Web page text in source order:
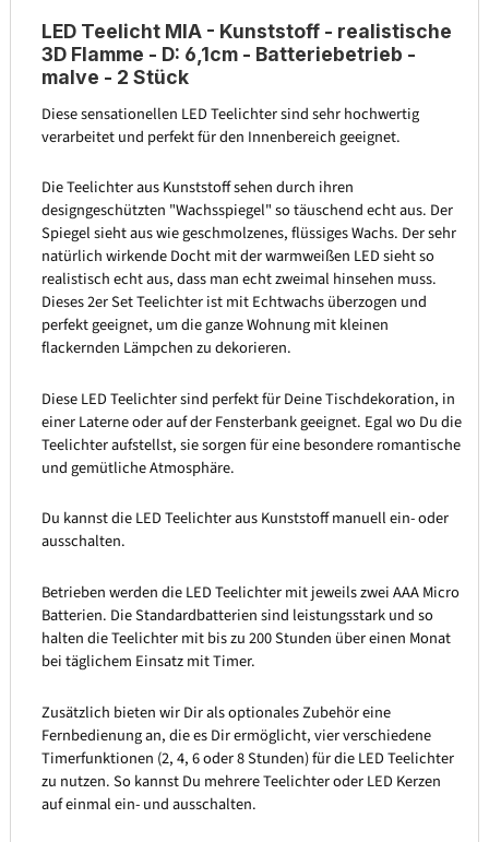
LED Teelicht MIA - Kunststoff - realistische
3D Flamme - D: 6,1cm - Batteriebetrieb -
malve - 2 Stück
Diese sensationellen LED Teelichter sind sehr hochwertig
verarbeitet und perfekt für den Innenbereich geeignet.
Die Teelichter aus Kunststoff sehen durch ihren
designgeschützten "Wachsspiegel" so täuschend echt aus. Der
Spiegel sieht aus wie geschmolzenes, flüssiges Wachs. Der sehr
natürlich wirkende Docht mit der warmweißen LED sieht so
realistisch echt aus, dass man echt zweimal hinsehen muss.
Dieses 2er Set Teelichter ist mit Echtwachs überzogen und
perfekt geeignet, um die ganze Wohnung mit kleinen
flackernden Lämpchen zu dekorieren.
Diese LED Teelichter sind perfekt für Deine Tischdekoration, in
einer Laterne oder auf der Fensterbank geeignet. Egal wo Du die
Teelichter aufstellst, sie sorgen für eine besondere romantische
und gemütliche Atmosphäre.
Du kannst die LED Teelichter aus Kunststoff manuell ein- oder
ausschalten.
Betrieben werden die LED Teelichter mit jeweils zwei AAA Micro
Batterien. Die Standardbatterien sind leistungsstark und so
halten die Teelichter mit bis zu 200 Stunden über einen Monat
bei täglichem Einsatz mit Timer.
Zusätzlich bieten wir Dir als optionales Zubehör eine
Fernbedienung an, die es Dir ermöglicht, vier verschiedene
Timerfunktionen (2, 4, 6 oder 8 Stunden) für die LED Teelichter
zu nutzen. So kannst Du mehrere Teelichter oder LED Kerzen
auf einmal ein- und ausschalten.